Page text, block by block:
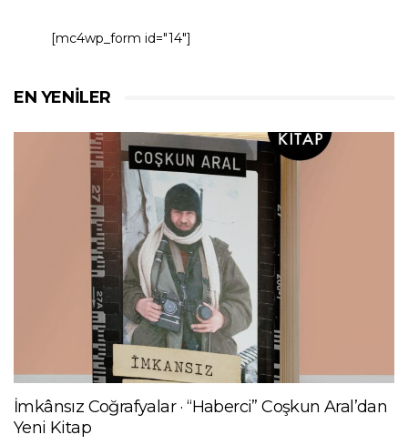
[mc4wp_form id="14"]
EN YENILER
İmkânsız Coğrafyalar · “Haberci” Coşkun Aral’dan
Yeni Kitap